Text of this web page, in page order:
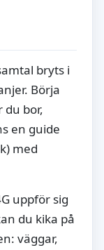
bryts i
Börja
bor,
en guide
med
uppför sig
du kika på
väggar,